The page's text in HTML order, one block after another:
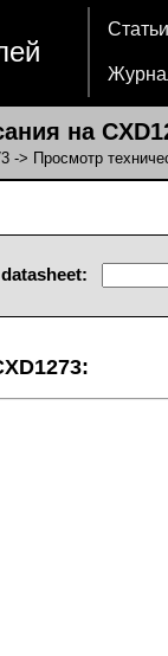
Статьи
на
-> Просмотр